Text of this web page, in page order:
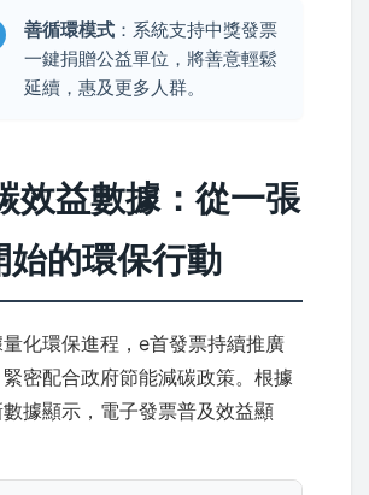
善循環模式 ：系統支持中獎發票
一鍵捐贈公益單位，將善意輕鬆
延續，惠及更多人群。
效益數據：從一張
始的環保行動
化環保進程，e首發票持續推廣
密配合政府節能減碳政策。根據
據顯示，電子發票普及效益顯